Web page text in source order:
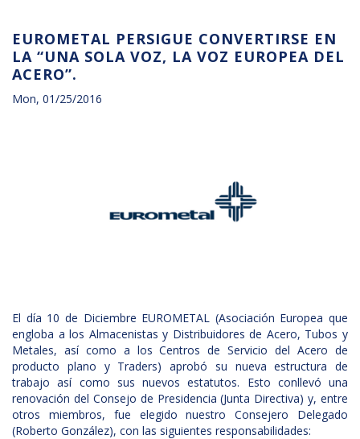
la
XX
Promoción
de
EUROMETAL PERSIGUE CONVERTIRSE EN
LA “UNA SOLA VOZ, LA VOZ EUROPEA DEL
ACERO”.
Mon, 01/25/2016
El día 10 de Diciembre EUROMETAL (Asociación Europea que
engloba a los Almacenistas y Distribuidores de Acero, Tubos y
Metales, así como a los Centros de Servicio del Acero de
producto plano y Traders) aprobó su nueva estructura de
trabajo así como sus nuevos estatutos. Esto conllevó una
renovación del Consejo de Presidencia (Junta Directiva) y, entre
otros miembros, fue elegido nuestro Consejero Delegado
(Roberto González), con las siguientes responsabilidades: